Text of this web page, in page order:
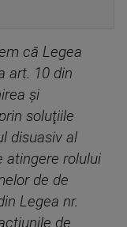
că Legea
art. 10 din
şi
soluţiile
disuasiv al
atingere rolului
de de
Legea nr.
de